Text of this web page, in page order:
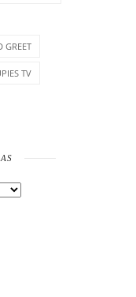
GREET
TV